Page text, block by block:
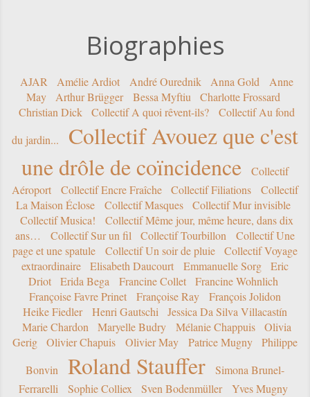
Biographies
AJAR Amélie Ardiot André Ourednik Anna Gold
Anne
May
Arthur Brügger Bessa Myftiu
Charlotte Frossard
Christian Dick
Collectif A quoi rêvent-ils?
Collectif Au fond
du jardin...
Collectif Avouez que c'est
une drôle de coïncidence
Collectif
Aéroport
Collectif Encre Fraîche Collectif Filiations
Collectif
La Maison Éclose
Collectif Masques
Collectif Mur invisible
Collectif Musica!
Collectif Même jour, même heure, dans dix
ans…
Collectif Sur un fil Collectif Tourbillon
Collectif Une
page et une spatule
Collectif Un soir de pluie
Collectif Voyage
extraordinaire
Elisabeth Daucourt Emmanuelle Sorg
Eric
Driot
Erida Bega Francine Collet
Francine Wohnlich
Françoise Favre Prinet
Françoise Ray
François Jolidon
Heike Fiedler
Henri Gautschi
Jessica Da Silva Villacastín
Marie Chardon
Maryelle Budry Mélanie Chappuis
Olivia
Gerig
Olivier Chapuis Olivier May Patrice Mugny
Philippe
Bonvin
Roland Stauffer
Simona Brunel-
Ferrarelli
Sophie Colliex Sven Bodenmüller Yves Mugny